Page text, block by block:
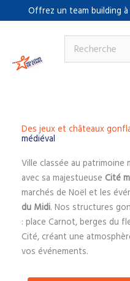
Offrez un team building
au
Des jeux et châteaux
médiéval
Ville classée au patrimoine
avec sa majestueuse Cité
marchés de Noël et les
du Midi. Nos structures
: place Carnot, berges du
Cité, créant une
vos événements.